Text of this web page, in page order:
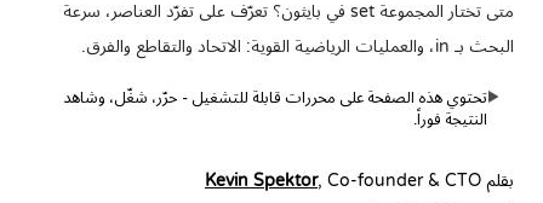
متى تختار المجموعة set في بايثون؟ تعرّف على تفرّد العناصر، سرعة
البحث بـ in، والعمليات الرياضية القوية: الاتحاد والتقاطع والفرق.
▶تحتوي هذه الصفحة على محررات قابلة للتشغيل - حرّر، شغّل، وشاهد
النتيجة فوراً.
بقلم Kevin Spektor, Co-founder & CTO